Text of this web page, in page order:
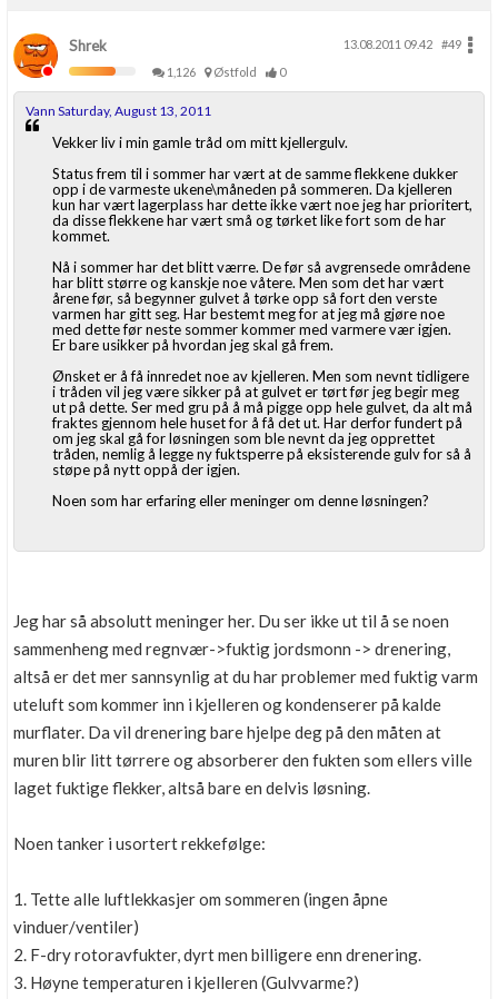
Shrek 13.08.2011 09.42
#49
1,126
Østfold 0
Vann Saturday, August 13, 2011
Vekker liv i min gamle tråd om mitt kjellergulv.
Status frem til i sommer har vært at de samme flekkene dukker
opp i de varmeste ukene\måneden på sommeren. Da kjelleren
kun har vært lagerplass har dette ikke vært noe jeg har prioritert,
da disse flekkene har vært små og tørket like fort som de har
kommet.
Nå i sommer har det blitt værre. De før så avgrensede områdene
har blitt større og kanskje noe våtere. Men som det har vært
årene før, så begynner gulvet å tørke opp så fort den verste
varmen har gitt seg. Har bestemt meg for at jeg må gjøre noe
med dette før neste sommer kommer med varmere vær igjen.
Er bare usikker på hvordan jeg skal gå frem.
Ønsket er å få innredet noe av kjelleren. Men som nevnt tidligere
i tråden vil jeg være sikker på at gulvet er tørt før jeg begir meg
ut på dette. Ser med gru på å må pigge opp hele gulvet, da alt må
fraktes gjennom hele huset for å få det ut. Har derfor fundert på
om jeg skal gå for løsningen som ble nevnt da jeg opprettet
tråden, nemlig å legge ny fuktsperre på eksisterende gulv for så å
støpe på nytt oppå der igjen.
Noen som har erfaring eller meninger om denne løsningen?
Jeg har så absolutt meninger her. Du ser ikke ut til å se noen
sammenheng med regnvær->fuktig jordsmonn -> drenering,
altså er det mer sannsynlig at du har problemer med fuktig varm
uteluft som kommer inn i kjelleren og kondenserer på kalde
murflater. Da vil drenering bare hjelpe deg på den måten at
muren blir litt tørrere og absorberer den fukten som ellers ville
laget fuktige flekker, altså bare en delvis løsning.
Noen tanker i usortert rekkefølge:
1. Tette alle luftlekkasjer om sommeren (ingen åpne
vinduer/ventiler)
2. F-dry rotoravfukter, dyrt men billigere enn drenering.
3. Høyne temperaturen i kjelleren (Gulvvarme?)